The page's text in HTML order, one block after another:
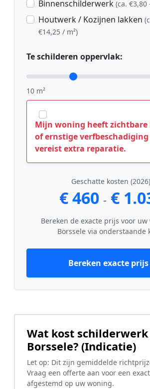
Binnenschilderwerk (ca. €3,80
Houtwerk / Kozijnen lakken
€14,25 / m²)
Te schilderen oppervlak:
10 m²
Mijn woning heeft
of ernstige verfbeschadiging
vereist extra reparatie.
Geschatte kosten
€ 460 - €
Bereken de exacte prijs voor
Borssele via onderstaande
Bereken exacte prijs
Wat kost
Borssele? (Indicatie)
Let op: Dit zijn gemiddelde
Vraag een offerte aan voor een
afgestemd op uw woning.